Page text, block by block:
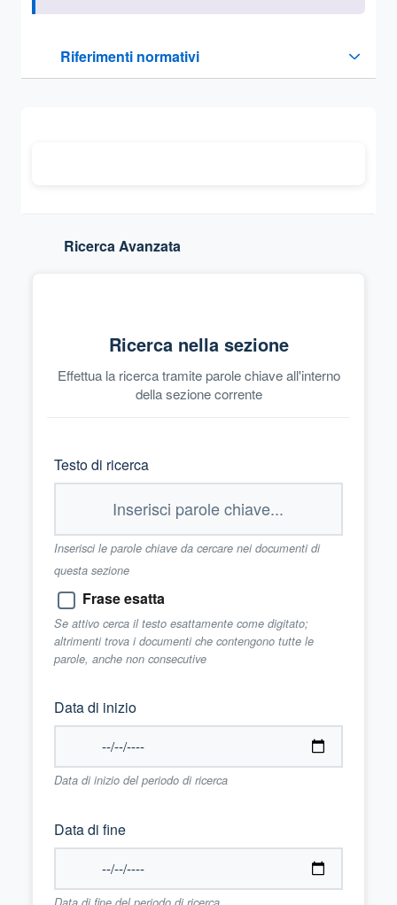
Riferimenti normativi
Sezione compressa
Ricerca Avanzata
Ricerca nella sezione
Effettua la ricerca tramite parole chiave all'interno
della sezione corrente
Testo di ricerca
Inserisci le parole chiave da cercare nei documenti di
questa sezione
Frase esatta
Se attivo cerca il testo esattamente come digitato;
altrimenti trova i documenti che contengono tutte le
parole, anche non consecutive
Data di inizio
Data di inizio del periodo di ricerca
Data di fine